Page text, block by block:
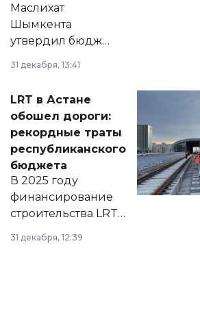
Маслихат
Шымкента
утвердил бюджет
города на 2026–
2028 годы.
документ
появился в базе
нормативных
правовых актов и
на сайте маслихат
города.
31 декабря, 13:41
LRT в Астане
обошел дороги:
рекордные траты
республиканского
бюджета
В 2025 году
финансирование
строительства LRT
в Астане из
республиканского
31 декабря, 12:39